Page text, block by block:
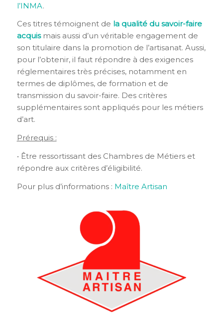
l’INMA.
Ces titres témoignent de la qualité du savoir-faire
acquismais aussi d’un véritable engagement de
son titulaire dans la promotion de l’artisanat. Aussi,
pour l’obtenir, il faut répondre à des exigences
réglementaires très précises, notamment en
termes de diplômes, de formation et de
transmission du savoir-faire. Des critères
supplémentaires sont appliqués pour les métiers
d’art.
Prérequis :
• Être ressortissant des Chambres de Métiers et
répondre aux critères d’éligibilité.
Pour plus d’informations : Maître Artisan